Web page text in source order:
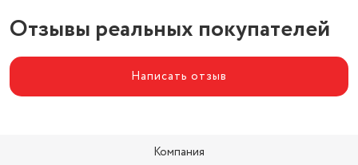
Отзывы реальных покупателей
Написать отзыв
Компания